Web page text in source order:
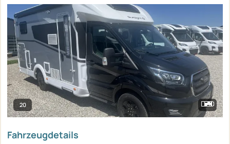
20
Fahrzeugdetails